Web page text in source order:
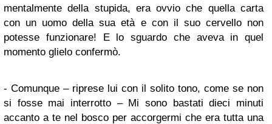
mentalmente della stupida, era ovvio che quella carta
con un uomo della sua età e con il suo cervello non
potesse funzionare! E lo sguardo che aveva in quel
momento glielo confermò.
- Comunque – riprese lui con il solito tono, come se non
si fosse mai interrotto – Mi sono bastati dieci minuti
accanto a te nel bosco per accorgermi che era tutta una